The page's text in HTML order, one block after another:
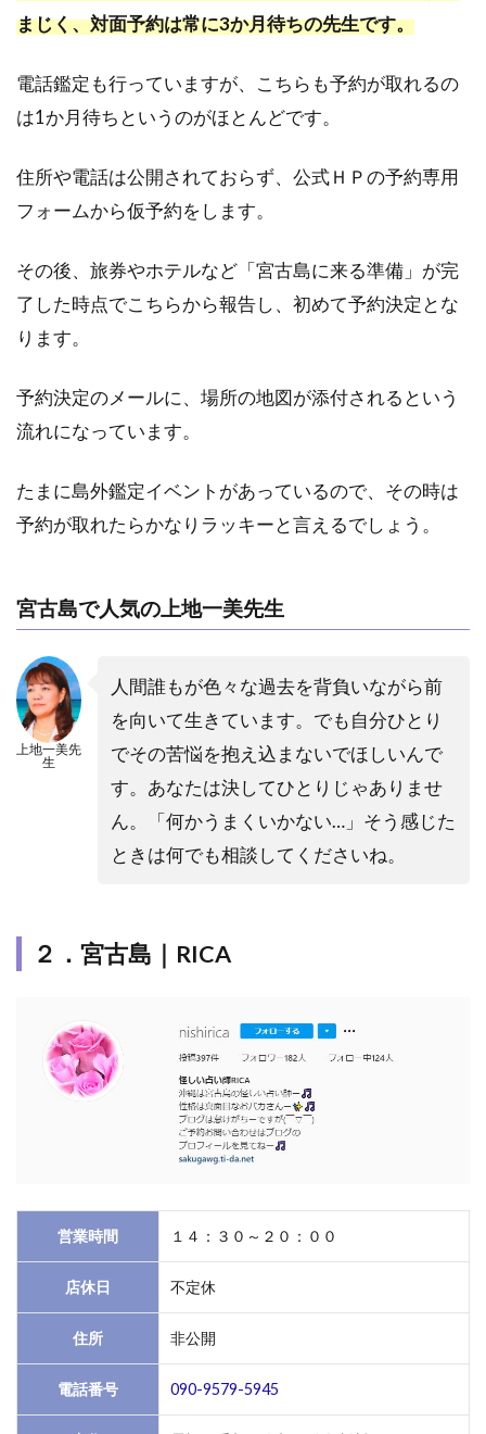
合
まじく、対面予約は常に3か月待ちの先生です。
電話鑑定も行っていますが、こちらも予約が取れるの
は1か月待ちというのがほとんどです。
住所や電話は公開されておらず、公式ＨＰの予約専用
フォームから仮予約をします。
その後、旅券やホテルなど「宮古島に来る準備」が完
了した時点でこちらから報告し、初めて予約決定とな
ります。
予約決定のメールに、場所の地図が添付されるという
流れになっています。
たまに島外鑑定イベントがあっているので、その時は
予約が取れたらかなりラッキーと言えるでしょう。
宮古島で人気の上地一美先生
上地一美先
生
人間誰もが色々な過去を背負いながら前
を向いて生きています。でも自分ひとり
でその苦悩を抱え込まないでほしいんで
す。あなたは決してひとりじゃありませ
ん。「何かうまくいかない…」そう感じた
ときは何でも相談してくださいね。
２．宮古島｜RICA
営業時間 １４：３０～２０：００
店休日 不定休
住所 非公開
電話番号 090-9579-5945